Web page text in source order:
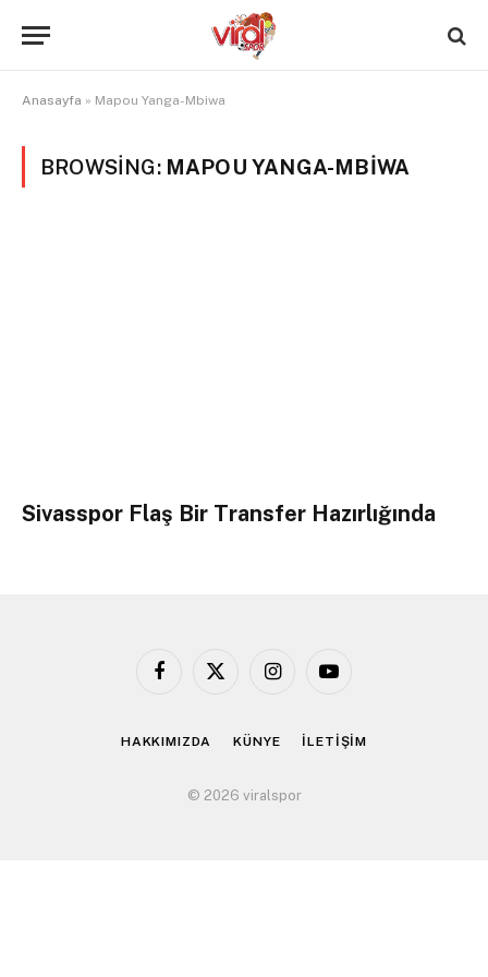
Anasayfa » Mapou Yanga-Mbiwa
BROWSING: MAPOU YANGA-MBIWA
Sivasspor Flaş Bir Transfer Hazırlığında
Facebook
X
InstagramYouTube
HAKKIMIZDA KÜNYE İLETİŞİM
© 2026 viralspor